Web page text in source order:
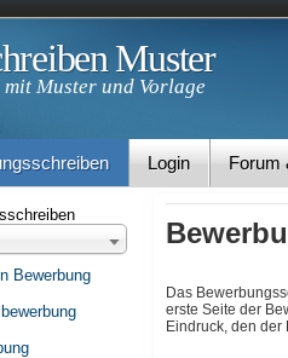
Muster
Muster und Vorlage
Login Forum
Bewerbung
Das
erste Seite der
Eindruck, den